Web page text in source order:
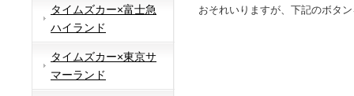
タイムズカー×富士急
ハイランド
タイムズカー×東京サ
マーランド
おそれいりますが、下記のボタ